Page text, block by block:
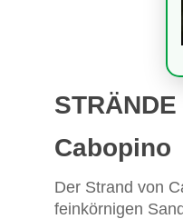
Cabopino
Der Strand von
feinkörnigen